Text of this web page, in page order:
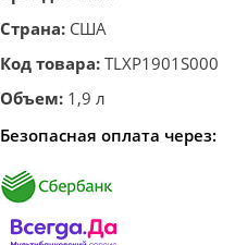
клик
Страна: США
Код товара: TLXP1901S000
Объем: 1,9 л
Безопасная оплата через: